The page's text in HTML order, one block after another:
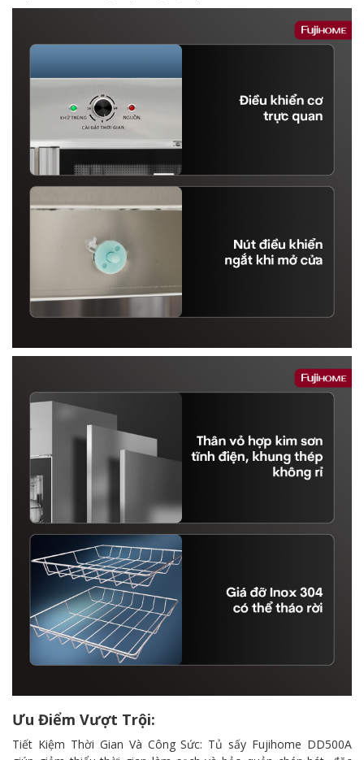
Ưu Điểm Vượt Trội:
Tiết Kiệm Thời Gian Và Công Sức: Tủ sấy Fujihome DD500A